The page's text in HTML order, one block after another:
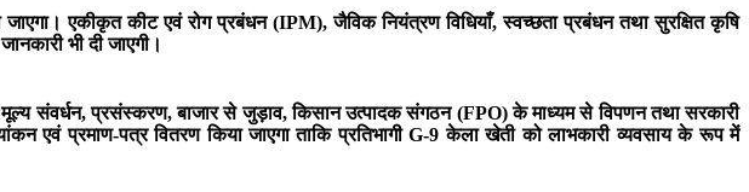
एकीकृत कीट एवं रोग प्रबंधन (IPM), जैविक नियंत्रण विधियाँ, स्वच्छता प्रबंधन तथा सुरक्षित कृषि
भी दी जाएगी।
संवर्धन, प्रसंस्करण, बाजार से जुड़ाव, किसान उत्पादक संगठन (FPO) के माध्यम से विपणन तथा सरकारी
एवं प्रमाण-पत्र वितरण किया जाएगा ताकि प्रतिभागी G-9 केला खेती को लाभकारी व्यवसाय के रूप में